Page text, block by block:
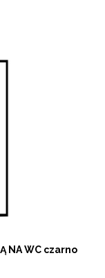
NA WC czarno